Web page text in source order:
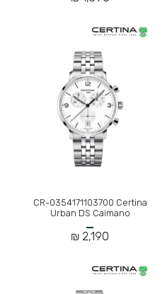
CR-0354171103700 Certina
Urban DS Caimano
2,190 ₪